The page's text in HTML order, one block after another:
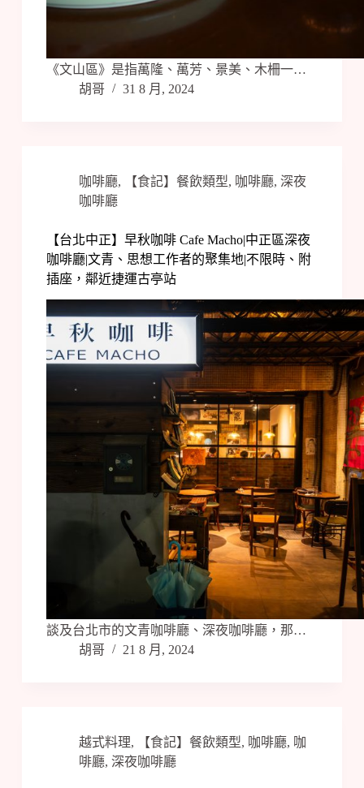
《文山區》是指萬隆、萬芳、景美、木柵一…
胡哥
31 8 月, 2024
咖啡廳, 【食記】餐飲類型, 咖啡廳, 深夜
咖啡廳
【台北中正】早秋咖啡 Cafe Macho|中正區深夜
咖啡廳|文青、思想工作者的聚集地|不限時、附
插座，鄰近捷運古亭站
談及台北市的文青咖啡廳、深夜咖啡廳，那…
胡哥
21 8 月, 2024
越式料理, 【食記】餐飲類型, 咖啡廳, 咖
啡廳, 深夜咖啡廳